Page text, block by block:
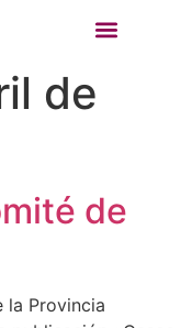
de
de
la Provincia